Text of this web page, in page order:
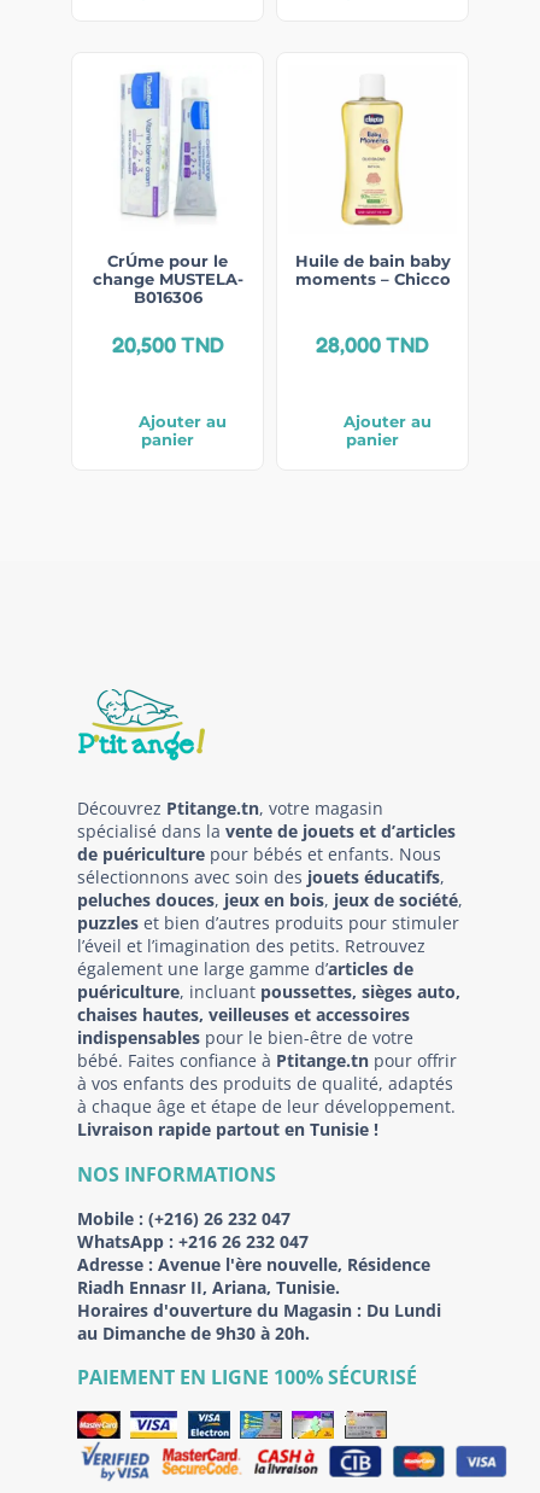
CrÚme pour le
change MUSTELA-
B016306
20,500TND
Ajouter au
panier
Huile de bain baby
moments – Chicco
28,000TND
Ajouter au
panier
Découvrez Ptitange.tn, votre magasin
spécialisé dans la vente de jouets et d’articles
de puériculture pour bébés et enfants. Nous
sélectionnons avec soin des jouets éducatifs,
peluches douces, jeux en bois, jeux de société,
puzzles et bien d’autres produits pour stimuler
l’éveil et l’imagination des petits. Retrouvez
également une large gamme d’articles de
puériculture, incluant poussettes, sièges auto,
chaises hautes, veilleuses et accessoires
indispensables pour le bien-être de votre
bébé. Faites confiance à Ptitange.tn pour offrir
à vos enfants des produits de qualité, adaptés
à chaque âge et étape de leur développement.
Livraison rapide partout en Tunisie !
NOS INFORMATIONS
Mobile : (+216) 26 232 047
WhatsApp : +216 26 232 047
Adresse : Avenue l'ère nouvelle, Résidence
Riadh Ennasr II, Ariana, Tunisie.
Horaires d'ouverture du Magasin : Du Lundi
au Dimanche de 9h30 à 20h.
PAIEMENT EN LIGNE 100% SÉCURISÉ